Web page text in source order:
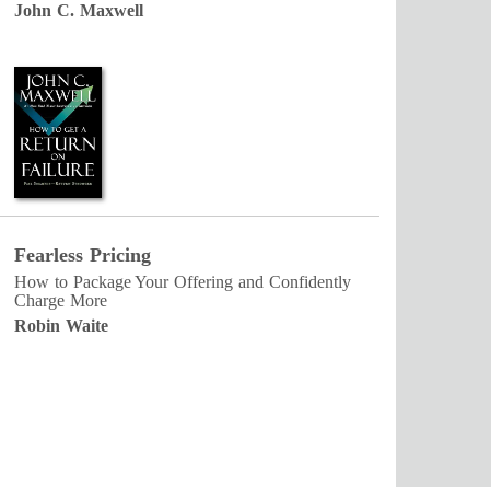
John C. Maxwell
Fearless Pricing
How to Package Your Offering and Confidently
Charge More
Robin Waite